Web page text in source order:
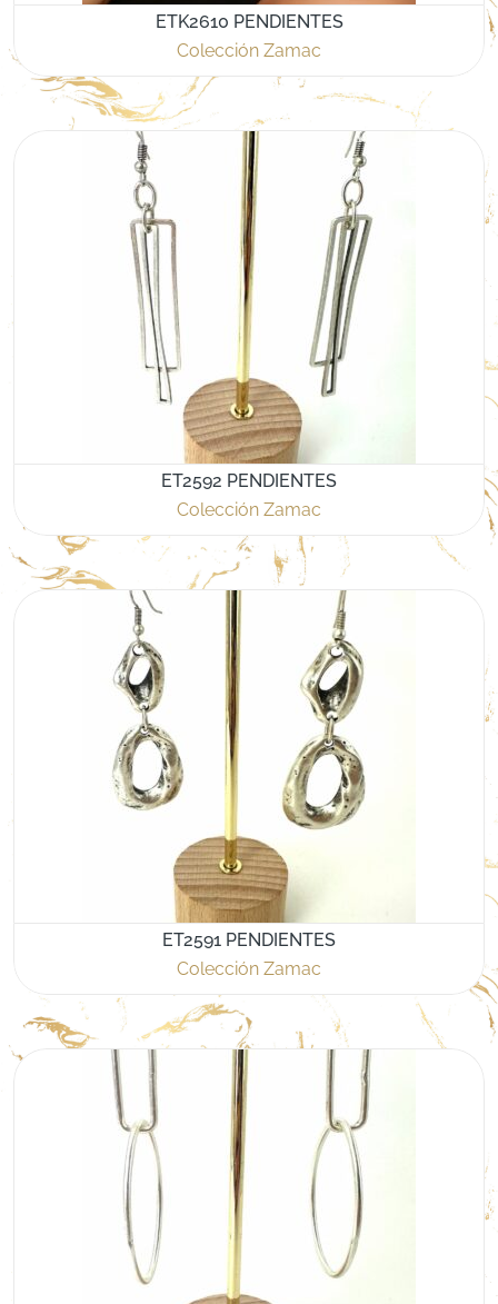
ETK2610 PENDIENTES
Colección Zamac
ET2592 PENDIENTES
Colección Zamac
ET2591 PENDIENTES
Colección Zamac